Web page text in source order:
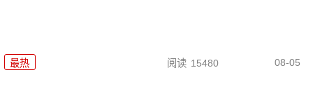
最热 阅读 15480 08-05